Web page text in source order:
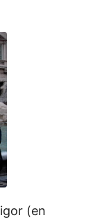
(en